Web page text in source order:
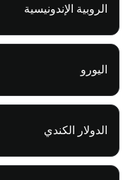
الروبية الإندونيسية
اليورو
الدولار الكندي